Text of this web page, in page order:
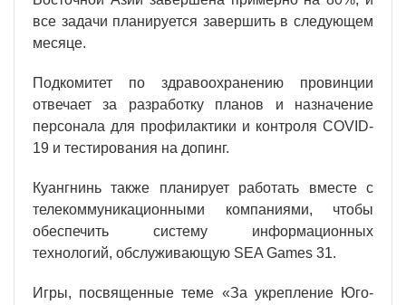
все задачи планируется завершить в следующем
месяце.
Подкомитет по здравоохранению провинции
отвечает за разработку планов и назначение
персонала для профилактики и контроля COVID-
19 и тестирования на допинг.
Куангнинь также планирует работать вместе с
телекоммуникационными компаниями, чтобы
обеспечить систему информационных
технологий, обслуживающую SEA Games 31.
Игры, посвященные теме «За укрепление Юго-